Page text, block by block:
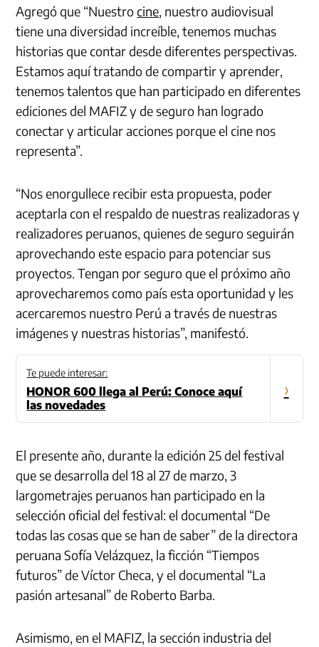
Agregó que “Nuestrocine, nuestro audiovisual
tiene una diversidad increíble, tenemos muchas
historias que contar desde diferentes perspectivas.
Estamos aquí tratando de compartir y aprender,
tenemos talentos que han participado en diferentes
ediciones del MAFIZ y de seguro han logrado
conectar y articular acciones porque el cine nos
representa”.
“Nos enorgullece recibir esta propuesta, poder
aceptarla con el respaldo de nuestras realizadoras y
realizadores peruanos, quienes de seguro seguirán
aprovechando este espacio para potenciar sus
proyectos. Tengan por seguro que el próximo año
aprovecharemos como país esta oportunidad y les
acercaremos nuestro Perú a través de nuestras
imágenes y nuestras historias”, manifestó.
Te puede interesar:
HONOR 600 llega al Perú: Conoce aquí
las novedades
›
El presente año, durante la edición 25 del festival
que se desarrolla del 18 al 27 de marzo, 3
largometrajes peruanos han participado en la
selección oficial del festival: el documental “De
todas las cosas que se han de saber” de la directora
peruana Sofía Velázquez, la ficción “Tiempos
futuros” de Víctor Checa, y el documental “La
pasión artesanal” de Roberto Barba.
Asimismo, en el MAFIZ, la sección industria del